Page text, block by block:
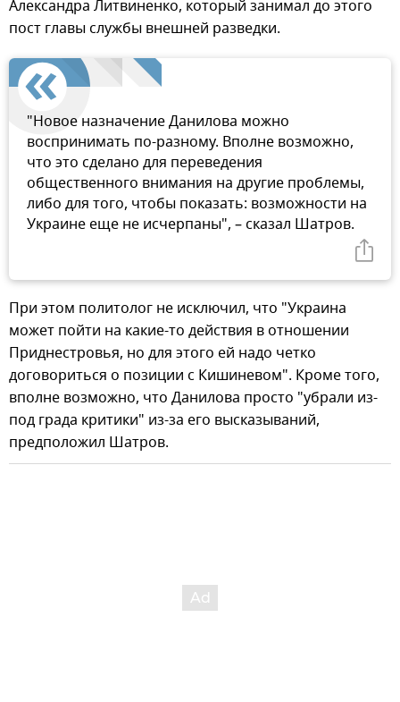
Александра Литвиненко, который занимал до этого
пост главы службы внешней разведки.
"Новое назначение Данилова можно
воспринимать по-разному. Вполне возможно,
что это сделано для переведения
общественного внимания на другие проблемы,
либо для того, чтобы показать: возможности на
Украине еще не исчерпаны", – сказал Шатров.
При этом политолог не исключил, что "Украина
может пойти на какие-то действия в отношении
Приднестровья, но для этого ей надо четко
договориться о позиции с Кишиневом". Кроме того,
вполне возможно, что Данилова просто "убрали из-
под града критики" из-за его высказываний,
предположил Шатров.